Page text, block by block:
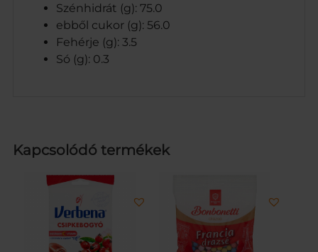
Szénhidrát (g): 75.0
ebből cukor (g): 56.0
Fehérje (g): 3.5
Só (g): 0.3
Kapcsolódó termékek